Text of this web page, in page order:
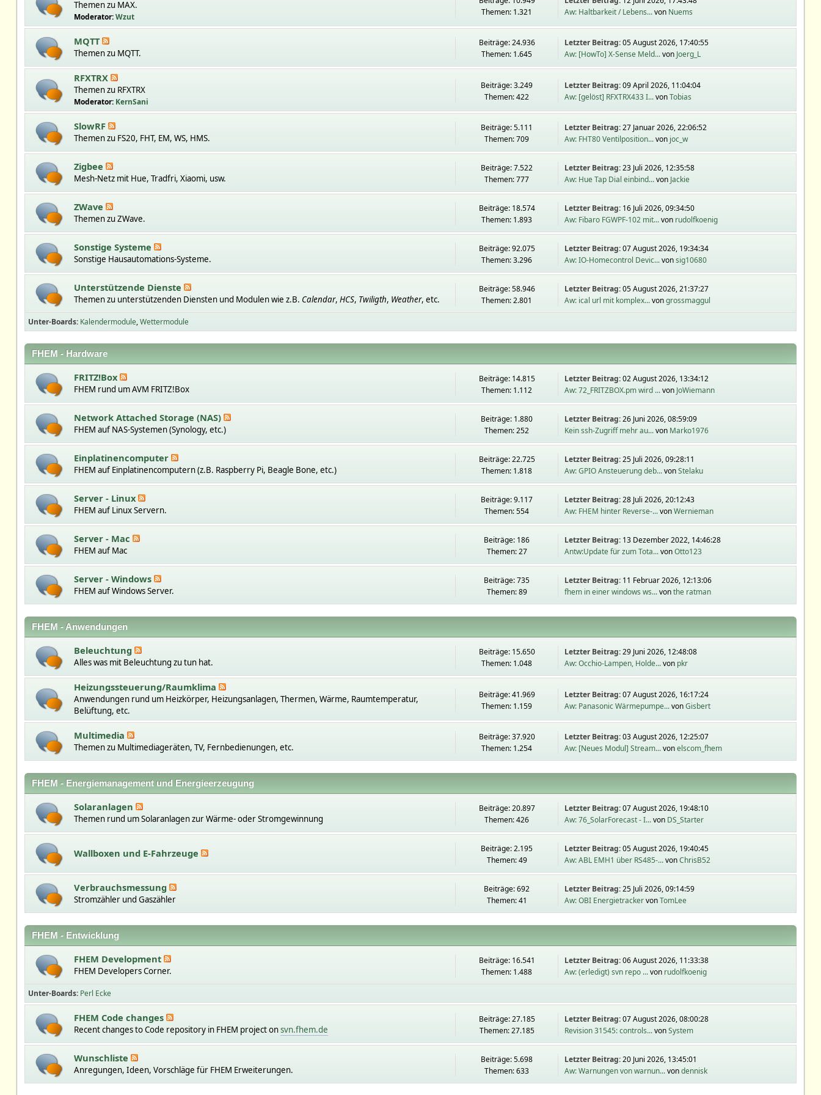
Themen zu MAX.
Moderator:Wzut
Themen: 1.321
Aw: Haltbarkeit / Lebens...von Nuems
MQTT
Themen zu MQTT.
Beiträge: 24.936
Themen: 1.645
Letzter Beitrag:05 August 2026, 17:40:55
Aw: [HowTo] X-Sense Meld...von Joerg_L
RFXTRX
Themen zu RFXTRX
Moderator: KernSani
Beiträge: 3.249
Themen: 422
Letzter Beitrag:09 April 2026, 11:04:04
Aw: [gelöst] RFXTRX433 I...vonTobias
SlowRF
Themen zu FS20, FHT, EM, WS, HMS.
Beiträge: 5.111
Themen: 709
Letzter Beitrag:27 Januar 2026, 22:06:52
Aw: FHT80 Ventilposition...von joc_w
Zigbee
Mesh-Netz mit Hue, Tradfri, Xiaomi, usw.
Beiträge: 7.522
Themen: 777
Letzter Beitrag:23 Juli 2026, 12:35:58
Aw: Hue Tap Dial einbind...von Jackie
ZWave
Themen zu ZWave.
Beiträge: 18.574
Themen: 1.893
Letzter Beitrag: 16 Juli 2026, 09:34:50
Aw: Fibaro FGWPF-102 mit...von rudolfkoenig
Sonstige Systeme
Sonstige Hausautomations-Systeme.
Beiträge: 92.075
Themen: 3.296
Letzter Beitrag:07 August 2026, 19:34:34
Aw: IO-Homecontrol Devic...vonsig10680
Unterstützende Dienste
Themen zu unterstützenden Diensten und Modulen wie z.B. Calendar, HCS, Twiligth, Weather, etc.
Beiträge: 58.946
Themen: 2.801
Letzter Beitrag:05 August 2026, 21:37:27
Aw: ical url mit komplex...vongrossmaggul
Unter-Boards Kalendermodule Wettermodule
FHEM - Hardware
FRITZ!Box
FHEM rund um AVM FRITZ!Box
Beiträge: 14.815
Themen: 1.112
Letzter Beitrag:02 August 2026, 13:34:12
Aw: 72_FRITZBOX.pm wird ...von JoWiemann
Network Attached Storage (NAS)
FHEM auf NAS-Systemen (Synology, etc.)
Beiträge: 1.880
Themen: 252
Letzter Beitrag:26 Juni 2026, 08:59:09
Kein ssh-Zugriff mehr au...von Marko1976
Einplatinencomputer
FHEM auf Einplatinencomputern (z.B. Raspberry Pi, Beagle Bone, etc.)
Beiträge: 22.725
Themen: 1.818
Letzter Beitrag:25 Juli 2026, 09:28:11
Aw: GPIO Ansteuerung deb...vonStelaku
Server - Linux
FHEM auf Linux Servern.
Beiträge: 9.117
Themen: 554
Letzter Beitrag:28 Juli 2026, 20:12:43
Aw: FHEM hinter Reverse-...vonWernieman
Server - Mac
FHEM auf Mac
Beiträge: 186
Themen: 27
Letzter Beitrag: 13 Dezember 2022, 14:46:28
Antw:Update für zum Tota...vonOtto123
Server - Windows
FHEM auf Windows Server.
Beiträge: 735
Themen: 89
Letzter Beitrag: 11 Februar 2026, 12:13:06
fhem in einer windows ws...vonthe ratman
FHEM - Anwendungen
Beleuchtung
Alles was mit Beleuchtung zu tun hat.
Beiträge: 15.650
Themen: 1.048
Letzter Beitrag:29 Juni 2026, 12:48:08
Aw: Occhio-Lampen, Holde...von pkr
Heizungssteuerung/Raumklima
Anwendungen rund um Heizkörper, Heizungsanlagen, Thermen, Wärme, Raumtemperatur,
Belüftung, etc.
Beiträge: 41.969
Themen: 1.159
Letzter Beitrag:07 August 2026, 16:17:24
Aw: Panasonic Wärmepumpe...vonGisbert
Multimedia
Themen zu Multimediageräten, TV, Fernbedienungen, etc.
Beiträge: 37.920
Themen: 1.254
Letzter Beitrag:03 August 2026, 12:25:07
Aw: [Neues Modul] Stream...vonelscom_fhem
FHEM - Energiemanagement und Energieerzeugung
Solaranlagen
Themen rund um Solaranlagen zur Wärme- oder Stromgewinnung
Beiträge: 20.897
Themen: 426
Letzter Beitrag:07 August 2026, 19:48:10
Aw: 76_SolarForecast - I...von DS_Starter
Wallboxen und E-Fahrzeuge
Beiträge: 2.195
Themen: 49
Letzter Beitrag:05 August 2026, 19:40:45
Aw: ABL EMH1 über RS485-...vonChrisB52
Verbrauchsmessung
Stromzähler und Gaszähler
Beiträge: 692
Themen: 41
Letzter Beitrag:25 Juli 2026, 09:14:59
Aw: OBI EnergietrackervonTomLee
FHEM - Entwicklung
FHEM Development
FHEM Developers Corner.
Beiträge: 16.541
Themen: 1.488
Letzter Beitrag:06 August 2026, 11:33:38
Aw: (erledigt) svn repo ...von rudolfkoenig
Unter-Boards Perl Ecke
FHEM Code changes
Recent changes to Code repository in FHEM project onsvn.fhem.de
Beiträge: 27.185
Themen: 27.185
Letzter Beitrag:07 August 2026, 08:00:28
Revision 31545: controls...vonSystem
Wunschliste
Anregungen, Ideen, Vorschläge für FHEM Erweiterungen.
Beiträge: 5.698
Themen: 633
Letzter Beitrag:20 Juni 2026, 13:45:01
Aw: Warnungen von warnun...vondennisk